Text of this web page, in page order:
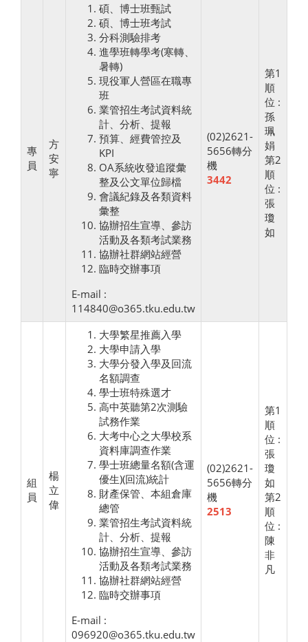
專
員
方
安
寧
碩、博士班甄試
碩、博士班考試
分科測驗排考
進學班轉學考(寒轉、
暑轉)
現役軍人營區在職專
班
業管招生考試資料統
計、分析、提報
預算、經費管控及
KPI
OA系統收發追蹤彙
整及公文單位歸檔
會議紀錄及各類資料
彙整
協辦招生宣導、參訪
活動及各類考試業務
協辦社群網站經營
臨時交辦事項
E-mail :
114840@o365.tku.edu.tw
(02)2621-
5656轉分
機
3442
第1
順
位 :
孫
珮
娟
第2
順
位 :
張
瓊
如
組
員
楊
立
偉
大學繁星推薦入學
大學申請入學
大學分發入學及回流
名額調查
學士班特殊選才
高中英聽第2次測驗
試務作業
大考中心之大學校系
資料庫調查作業
學士班總量名額(含運
優生)(回流)統計
財產保管、本組倉庫
總管
業管招生考試資料統
計、分析、提報
協辦招生宣導、參訪
活動及各類考試業務
協辦社群網站經營
臨時交辦事項
E-mail :
096920@o365.tku.edu.tw
(02)2621-
5656轉分
機
2513
第1
順
位 :
張
瓊
如
第2
順
位 :
陳
非
凡